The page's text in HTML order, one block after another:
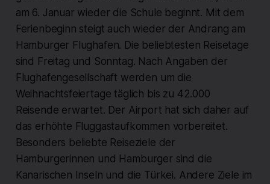
am 6. Januar wieder die Schule beginnt. Mit dem
Ferienbeginn steigt auch wieder der Andrang am
Hamburger Flughafen. Die beliebtesten Reisetage
sind Freitag und Sonntag. Nach Angaben der
Flughafengesellschaft werden um die
Weihnachtsfeiertage täglich bis zu 42.000
Reisende erwartet. Der Airport hat sich daher auf
das erhöhte Fluggastaufkommen vorbereitet.
Besonders beliebte Reiseziele der
Hamburgerinnen und Hamburger sind die
Kanarischen Inseln und die Türkei. Andere Ziele im